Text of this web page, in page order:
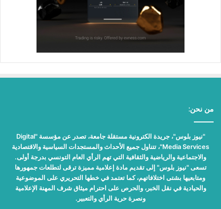
من نحن:
"نيوز بلوس"، جريدة الكترونية مستقلة جامعة، تصدر عن مؤسسة "Digital
Media Services"، تتناول جميع الأحداث والمستجدات السياسية والاقتصادية
والاجتماعية والرياضية والثقافية التي تهم الرأي العام التونسي بدرجة أولى.
تسعى "نيوز بلوس" إلى تقديم مادة إعلامية مميزة ترقى لتطلعات جمهورها
ومتابعيها بشتى اختلافاتهم، كما تعتمد في خطها التحريري على الموضوعية
والحيادية في نقل الخبر، والحرص على احترام ميثاق شرف المهنة الإعلامية
ونصرة حرية الرأي والتعبير.